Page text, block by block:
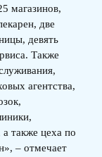
магазинов,
две
девять
Также
агентства,
также цеха по
– отмечает